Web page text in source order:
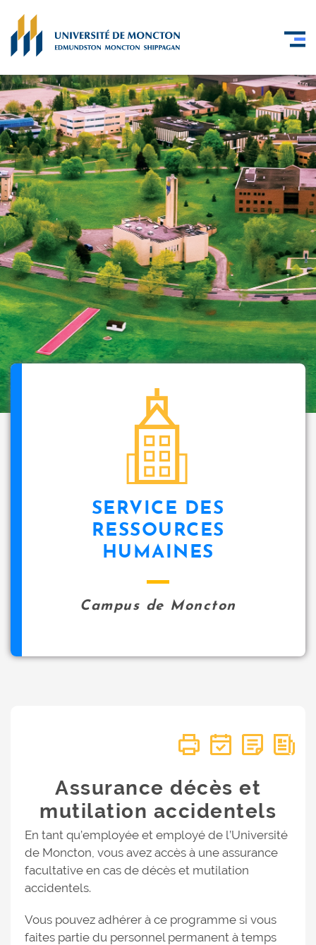
SERVICE DES
RESSOURCES
HUMAINES
Campus de Moncton
Assurance décès et
mutilation accidentels
En tant qu’employée et employé de l’Université
de Moncton, vous avez accès à une assurance
facultative en cas de décès et mutilation
accidentels.
Vous pouvez adhérer à ce programme si vous
faites partie du personnel permanent à temps